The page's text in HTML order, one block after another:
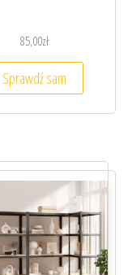
85,00zł
Sprawdź sam